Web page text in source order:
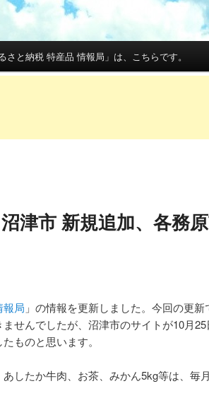
動
さと納税 特産品 情報局」は、こちらです。
津市 新規追加、各務
局 」の情報を更新しました。今回の更
せんでしたが、沼津市のサイトが10月
ものと思います。
したか牛肉、お茶、みかん5kg等は、毎